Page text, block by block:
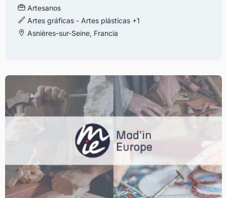
Artesanos
Artes gráficas - Artes plásticas +1
Asnières-sur-Seine, Francia